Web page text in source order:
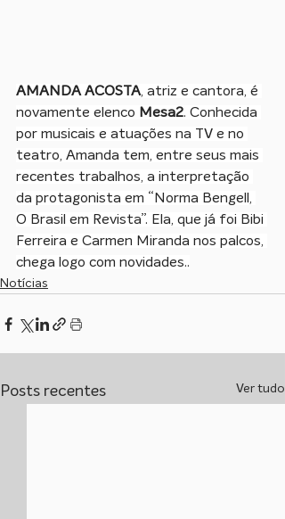
AMANDA ACOSTA, atriz e cantora, é
novamente elenco Mesa2. Conhecida
por musicais e atuações na TV e no
teatro, Amanda tem, entre seus mais
recentes trabalhos, a interpretação
da protagonista em “Norma Bengell,
O Brasil em Revista”. Ela, que já foi Bibi
Ferreira e Carmen Miranda nos palcos,
chega logo com novidades..
Notícias
Posts recentes Ver tudo